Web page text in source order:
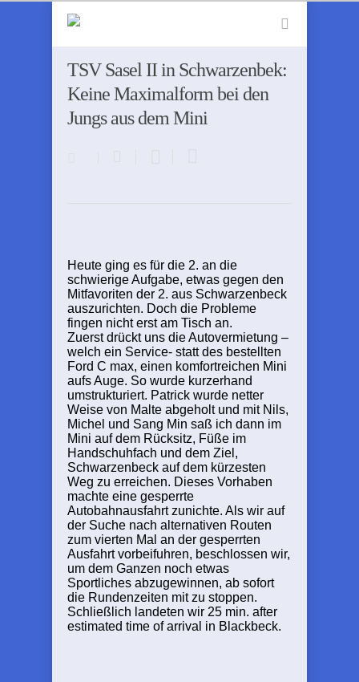
TSV Sasel II in Schwarzenbek:
Keine Maximalform bei den
Jungs aus dem Mini
Heute ging es für die 2. an die
schwierige Aufgabe, etwas gegen den
Mitfavoriten der 2. aus Schwarzenbeck
auszurichten. Doch die Probleme
fingen nicht erst am Tisch an.
Zuerst drückt uns die Autovermietung –
welch ein Service- statt des bestellten
Ford C max, einen komfortreichen Mini
aufs Auge. So wurde kurzerhand
umstrukturiert. Patrick wurde netter
Weise von Malte abgeholt und mit Nils,
Michel und Sang Min saß ich dann im
Mini auf dem Rücksitz, Füße im
Handschuhfach und dem Ziel,
Schwarzenbeck auf dem kürzesten
Weg zu erreichen. Dieses Vorhaben
machte eine gesperrte
Autobahnausfahrt zunichte. Als wir auf
der Suche nach alternativen Routen
zum vierten Mal an der gesperrten
Ausfahrt vorbeifuhren, beschlossen wir,
um dem Ganzen noch etwas
Sportliches abzugewinnen, ab sofort
die Rundenzeiten mit zu stoppen.
Schließlich landeten wir 25 min. after
estimated time of arrival in Blackbeck.